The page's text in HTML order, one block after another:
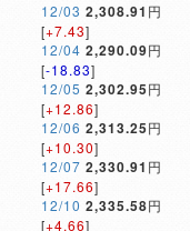
12/03 2,308.91 円
[+7.43]
12/04 2,290.09円
[-18.83]
12/05 2,302.95円
[+12.86]
12/06 2,313.25円
[+10.30]
12/07 2,330.91 円
[+17.66]
12/10 2,335.58円
[+4.66]